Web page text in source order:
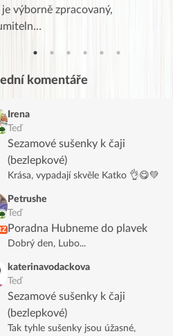
je výborně zpracovaný,
komentáře
Irena
Teď
Sezamové sušenky k čaji
(bezlepkové)
Krása, vypadají skvěle Katko 👌😋💚
Petrushe
Teď
Poradna Hubneme do plavek
Dobrý den, Lubo...
katerinavodackova
Teď
Sezamové sušenky k čaji
(bezlepkové)
Tak tyhle sušenky jsou úžasné,